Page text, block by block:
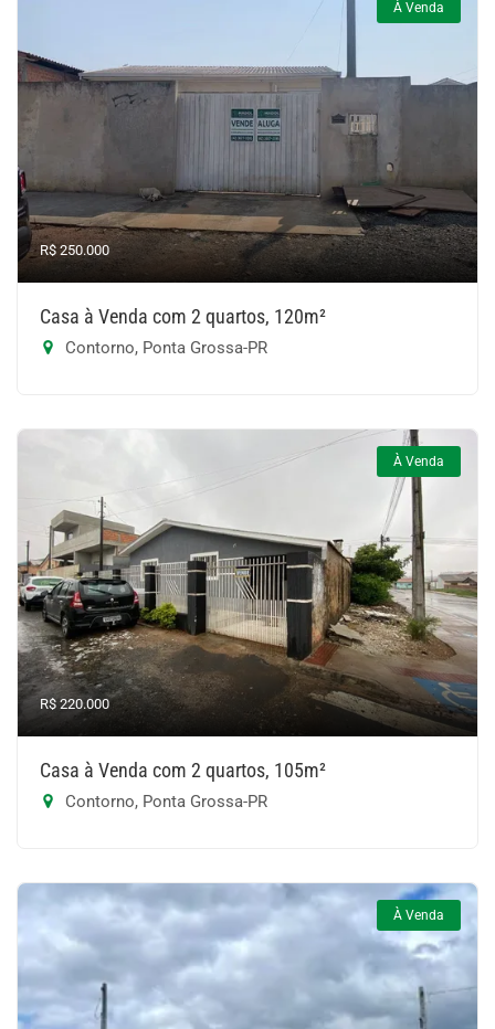
À Venda
R$ 250.000
Casa à Venda com 2 quartos, 120m²
Contorno, Ponta Grossa-PR
À Venda
R$ 220.000
Casa à Venda com 2 quartos, 105m²
Contorno, Ponta Grossa-PR
À Venda